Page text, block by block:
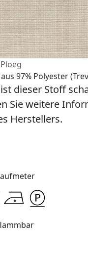
97% Polyester
dieser Stoff
Sie weitere
Herstellers.